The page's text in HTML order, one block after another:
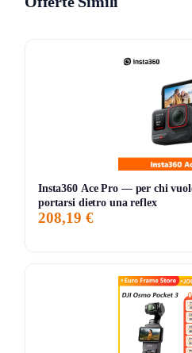
Gli utenti apprezzano la
come la sua costruzione in
sensazione di solidità. La facilità
e il sistema di bloccaggio
Alcuni, però, segnalano che il
risultare un po’ eccessivo per
leggera da trasportare. Inoltre,
generale, chi ha testato il
investimento per chi lavora nel
Insta360 Ace Pro — per chi
portarsi dietro una reflex
208,19 €